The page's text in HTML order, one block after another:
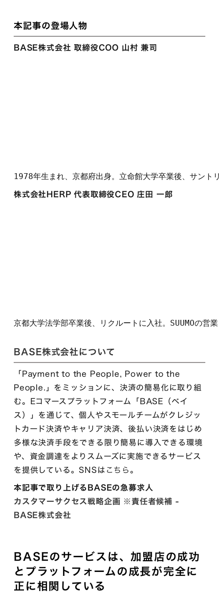
本記事の登場人物
BASE株式会社 取締役COO 山村 兼司
1978年生まれ、京都府出身。立命館大学卒業後、サン
株式会社HERP 代表取締役CEO 庄田 一郎
京都大学法学部卒業後、リクルートに入社。SUUMOの
BASE株式会社について
「Payment to the People, Power to the
People.」をミッションに、決済の簡易化に取り組
む。Eコマースプラットフォーム「BASE（ベイ
ス）」を通じて、個人やスモールチームがクレジッ
トカード決済やキャリア決済、後払い決済をはじめ
多様な決済手段をできる限り簡易に導入できる環境
や、資金調達をよりスムーズに実施できるサービス
を提供している。SNSは こちら。
本記事で取り上げるBASEの急募求人
カスタマーサクセス戦略企画 ※責任者候補 -
BASE株式会社
BASEのサービスは、加盟店の成功
とプラットフォームの成長が完全に
正に相関している